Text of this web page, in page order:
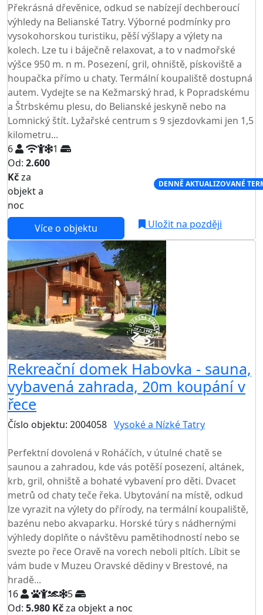
Překrásná dřevěnice, odkud se nabízejí dechberoucí
výhledy na Belianské Tatry. Výborné podmínky pro
vysokohorskou turistiku, pěší výšlapy a výlety na
kolech. Lze tu i báječně relaxovat, a to v nadmořské
výšce 950 m. n m. Posezení, gril, ohniště, pískoviště a
houpačka přímo u chaty. Termální koupaliště dostupná
autem. Vydejte se na Kežmarský hrad, k Popradskému
a Štrbskému plesu, do Belianské jeskyně nebo na
Lomnický štít. Lyžařské centrum s 9 sjezdovkami jen 1,5
kilometru...
6
1
Od: 2.600
Kčza
objekt a
noc
DENNĚ AKTUALIZOVANÉ
Více o objektu Uložit na později
Rekreační domek Habovka - sauna,
vybavená zahrada, 20m koupání v
řece
Číslo objektu: 2004058 Vysoké a Nízké Tatry
Perfektní dovolená v Roháčích, v útulné chatě se
saunou a zahradou, kde vás potěší posezení, altánek,
krb, gril, ohniště a bohaté vybavení pro děti. Dvacet
metrů od chaty teče řeka. Ubytování na místě, odkud
lze vyrazit na výlety do přírody, na termální koupaliště,
bazénu nebo akvaparku. Horské túry s nádhernými
výhledy doplňte o návštěvu pamětihodností nebo se
svezte po řece Oravě na vorech neboli pltích. Líbit se
vám bude v Muzeu Oravské dědiny v Brestové, na
hradě...
16
5
Od: 5.980 Kčza objekt a noc